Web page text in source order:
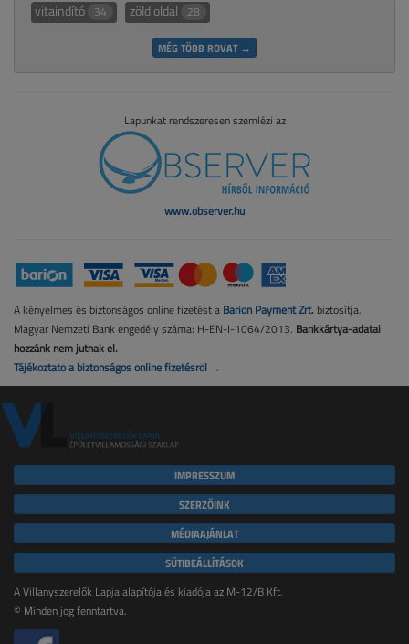
vitaindító 34 zöld oldal 28
MÉG TÖBB ROVAT →
Lapunkat rendszeresen szemlézi az
www.observer.hu
A kényelmes és biztonságos online fizetést a Barion Payment Zrt. biztosítja.
Magyar Nemzeti Bank engedély száma: H-EN-I-1064/2013. Bankkártya-adatai
hozzánk nem jutnak el.
Tájékoztató a biztonságos online fizetésről →
IMPRESSZUM
SZERZŐINK
MÉDIAAJÁNLAT
SÜTIBEÁLLÍTÁSOK
A Villanyszerelők Lapja alapítója és kiadója az M-12/B Kft.
© Minden jog fenntartva.